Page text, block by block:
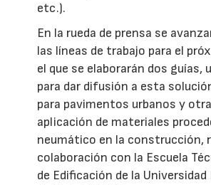
etc.).
En la rueda de prensa se
las líneas de trabajo para el
el que se elaborarán dos guías,
para dar difusión a esta
para pavimentos urbanos y
aplicación de materiales
neumático en la construcción,
colaboración con la Escuela
de Edificación de la